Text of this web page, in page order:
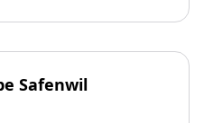
Safenwil